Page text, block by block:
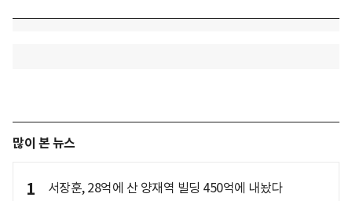
많이 본 뉴스
1 서장훈, 28억에 산 양재역 빌딩 450억에 내놨다